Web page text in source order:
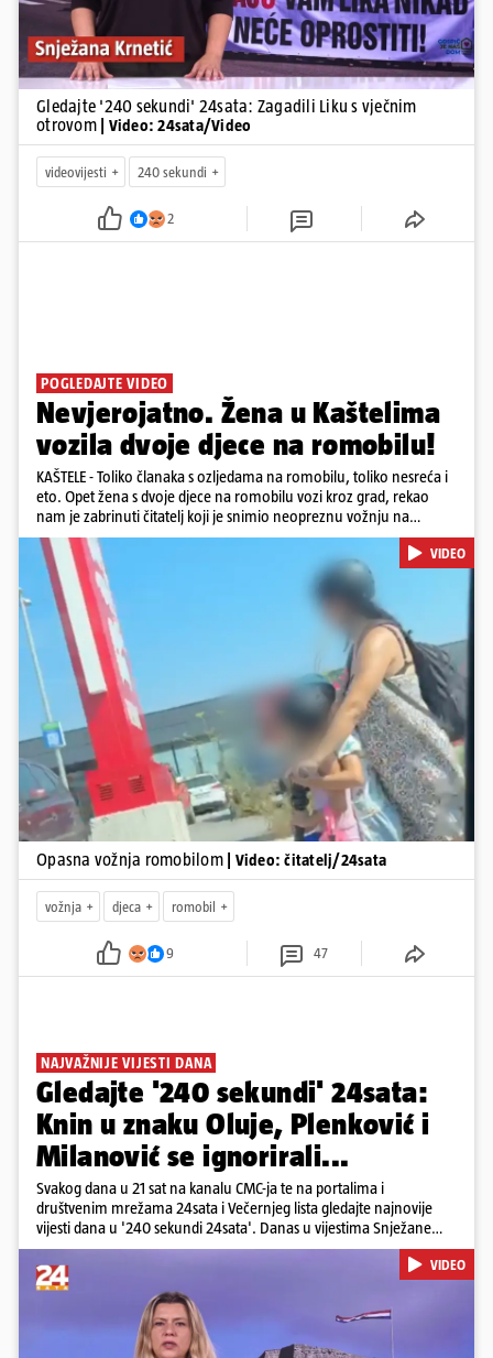
Gledajte '240 sekundi' 24sata: Zagadili Liku s vječnim
otrovom
| Video: 24sata/Video
videovijesti 240 sekundi
2
POGLEDAJTE VIDEO
Nevjerojatno. Žena u Kaštelima
vozila dvoje djece na romobilu!
KAŠTELE - Toliko članaka s ozljedama na romobilu, toliko nesreća i
eto. Opet žena s dvoje djece na romobilu vozi kroz grad, rekao
nam je zabrinuti čitatelj koji je snimio neopreznu vožnju na
romobilu u četvrtak prijepodne kroz Kaštele. Podsjetimo, mjesec i
pol od smrti dječaka (14) u Metkoviću, pad s električnog romobila
odnio je još jedan mladi život. Unatoč naporima liječnika KBC-a
Zagreb, u ponedjeljak maloljetnik je podlegao ozljedama
zadobivenima u padu s romobila.
Pokretanje videa...
VIDEO
Opasna vožnja romobilom | Video: čitatelj/24sata
vožnja djeca romobil
9 47
NAJVAŽNIJE VIJESTI DANA
Gledajte '240 sekundi' 24sata:
Knin u znaku Oluje, Plenković i
Milanović se ignorirali...
Svakog dana u 21 sat na kanalu CMC-ja te na portalima i
društvenim mrežama 24sata i Večernjeg lista gledajte najnovije
vijesti dana u '240 sekundi 24sata'. Danas u vijestima Snježane
Krnetić: Hrvatska je obilježila 31. obljetnicu Oluje, a pažnju je
privuklo ignoriranje predsjednika Zorana Milanovića i premijera
Andreja Plenkovića u Kninu. Donosimo i detalje o većim
braniteljskim mirovinama, apelu obitelji Hrvata u komi u Irskoj,
upozorenjima nakon nove tragedije na električnom romobilu te
smanjenju proizvodnje u nuklearnoj elektrani Krško.
VIDEO